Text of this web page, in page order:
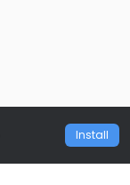
Install